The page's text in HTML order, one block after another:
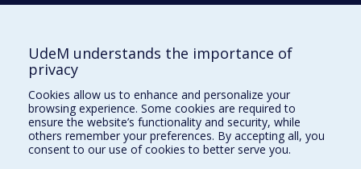
Faculté des sciences infirmières
Pavillon Marguerite-d'Youville
2375, chemin de la Côte-Sainte-Catherine
Montréal (Québec) H3T 1A8
UdeM understands the importance of
privacy
Cookies allow us to enhance and personalize your
browsing experience. Some cookies are required to
ensure the website’s functionality and security, while
others remember your preferences. By accepting all, you
consent to our use of cookies to better serve you.